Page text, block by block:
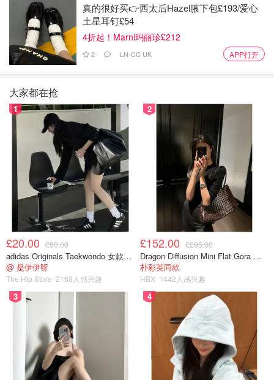
真的很好买👉西太后Hazel腋下包£193/爱心
土星耳钉£54
4折起！Marni玛丽珍£212
2 LN-CC UK APP打开
大家都在抢
1
£20.00 £80.00
adidas Originals Taekwondo 女款黑色运动鞋
@ 是伊伊呀
The Hip Store 2168人感兴趣
2
£152.00 £295.00
Dragon Diffusion Mini Flat Gora 深棕色手提包
朴彩英同款
HBX 1442人感兴趣
3 4